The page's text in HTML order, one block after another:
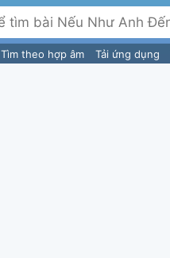
Tìm theo hợp âm Tải ứng dụng